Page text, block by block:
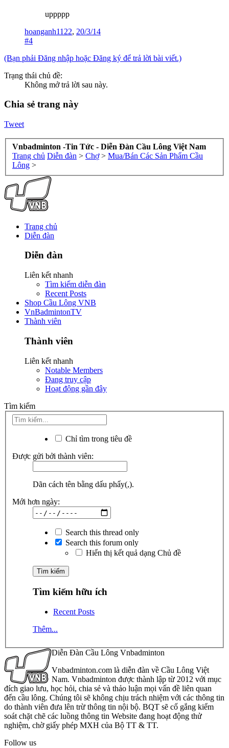
uppppp
hoanganh1122, 20/3/14
#4
(Bạn phải Đăng nhập hoặc Đăng ký để trả lời bài viết.)
Trạng thái chủ đề:
Không mở trả lời sau này.
Chia sẻ trang này
Tweet
Vnbadminton -Tin Tức - Diễn Đàn Cầu Lông Việt Nam
Trang chủ Diễn đàn > Chợ > Mua/Bán Các Sản Phẩm Cầu
Lông >
Trang chủ
Diễn đàn
Diễn đàn
Liên kết nhanh
Tìm kiếm diễn đàn
Recent Posts
Shop Cầu Lông VNB
VnBadmintonTV
Thành viên
Thành viên
Liên kết nhanh
Notable Members
Đang truy cập
Hoạt động gần đây
Tìm kiếm
Chỉ tìm trong tiêu đề
Được gửi bởi thành viên:
Dãn cách tên bằng dấu phẩy(,).
Mới hơn ngày:
Search this thread only
Search this forum only
Hiển thị kết quả dạng Chủ đề
Tìm kiếm hữu ích
Recent Posts
Thêm...
Diễn Đàn Cầu Lông Vnbadminton
Vnbadminton.com là diễn đàn về Cầu Lông Việt
Nam. Vnbadminton được thành lập từ 2012 với mục
đích giao lưu, học hỏi, chia sẻ và thảo luận mọi vấn đề liên quan
đến cầu lông. Chúng tôi sẽ không chịu trách nhiệm với các thông tin
do thành viên đưa lên trừ thông tin nội bộ. BQT sẽ cố gắng kiểm
soát chặt chẽ các luồng thông tin Website đang hoạt động thử
nghiệm, chờ giấy phép MXH của Bộ TT & TT.
Follow us